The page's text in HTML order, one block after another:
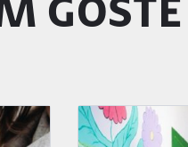
GOSTE